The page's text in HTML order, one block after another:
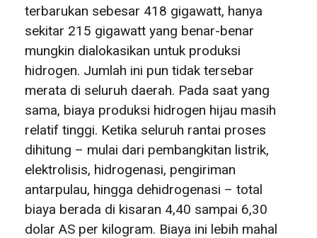
terbarukan sebesar 418 gigawatt, hanya
sekitar 215 gigawatt yang benar-benar
mungkin dialokasikan untuk produksi
hidrogen. Jumlah ini pun tidak tersebar
merata di seluruh daerah. Pada saat yang
sama, biaya produksi hidrogen hijau masih
relatif tinggi. Ketika seluruh rantai proses
dihitung – mulai dari pembangkitan listrik,
elektrolisis, hidrogenasi, pengiriman
antarpulau, hingga dehidrogenasi – total
biaya berada di kisaran 4,40 sampai 6,30
dolar AS per kilogram. Biaya ini lebih mahal